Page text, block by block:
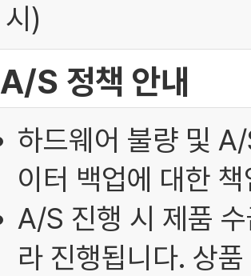
시)
A/S 정책 안내
하드웨어 불량 및
이터 백업에 대한
A/S 진행 시 제품
라 진행됩니다. 상